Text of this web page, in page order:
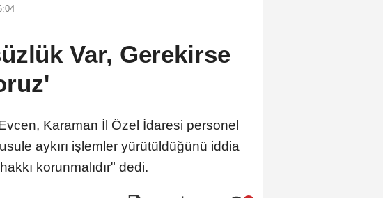
Var, Gerekirse
Karaman İl Özel İdaresi personel
aykırı işlemler yürütüldüğünü iddia
korunmalıdır" dedi.